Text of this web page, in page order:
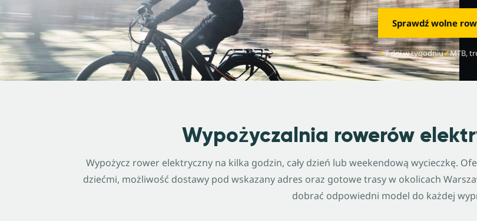
Sprawdź wolne
7 dni w tygodniu MTB,
Wypożyczalnia rowerów
Wypożycz rower elektryczny na kilka godzin, cały dzień lub weekendową wycieczkę.
dziećmi, możliwość dostawy pod wskazany adres oraz gotowe trasy w okolicach
dobrać odpowiedni model do każdej